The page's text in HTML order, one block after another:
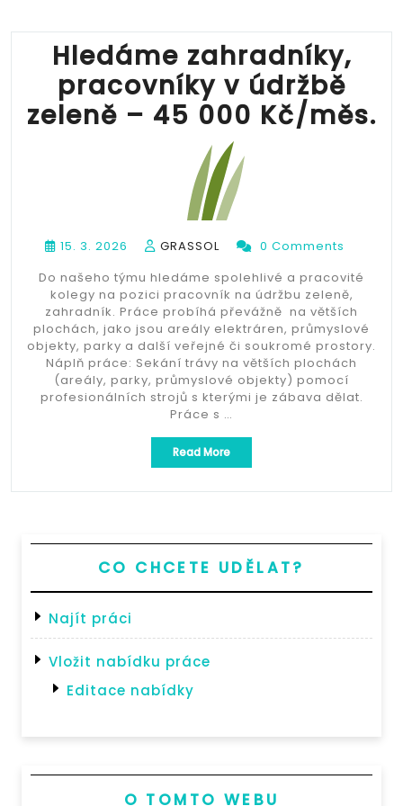
Hledáme zahradníky,
pracovníky v údržbě
zeleně – 45 000 Kč/měs.
15. 3. 2026 GRASSOL
0 Comments
Do našeho týmu hledáme spolehlivé a pracovité
kolegy na pozici pracovník na údržbu zeleně,
zahradník. Práce probíhá převážně na větších
plochách, jako jsou areály elektráren, průmyslové
objekty, parky a další veřejné či soukromé prostory.
Náplň práce: Sekání trávy na větších plochách
(areály, parky, průmyslové objekty) pomocí
profesionálních strojů s kterými je zábava dělat.
Práce s …
Read More„Hledáme
zahradníky,
–
45
Kč/měs.“
CO CHCETE UDĚLAT?
Najít práci
Vložit nabídku práce
Editace nabídky
O TOMTO WEBU